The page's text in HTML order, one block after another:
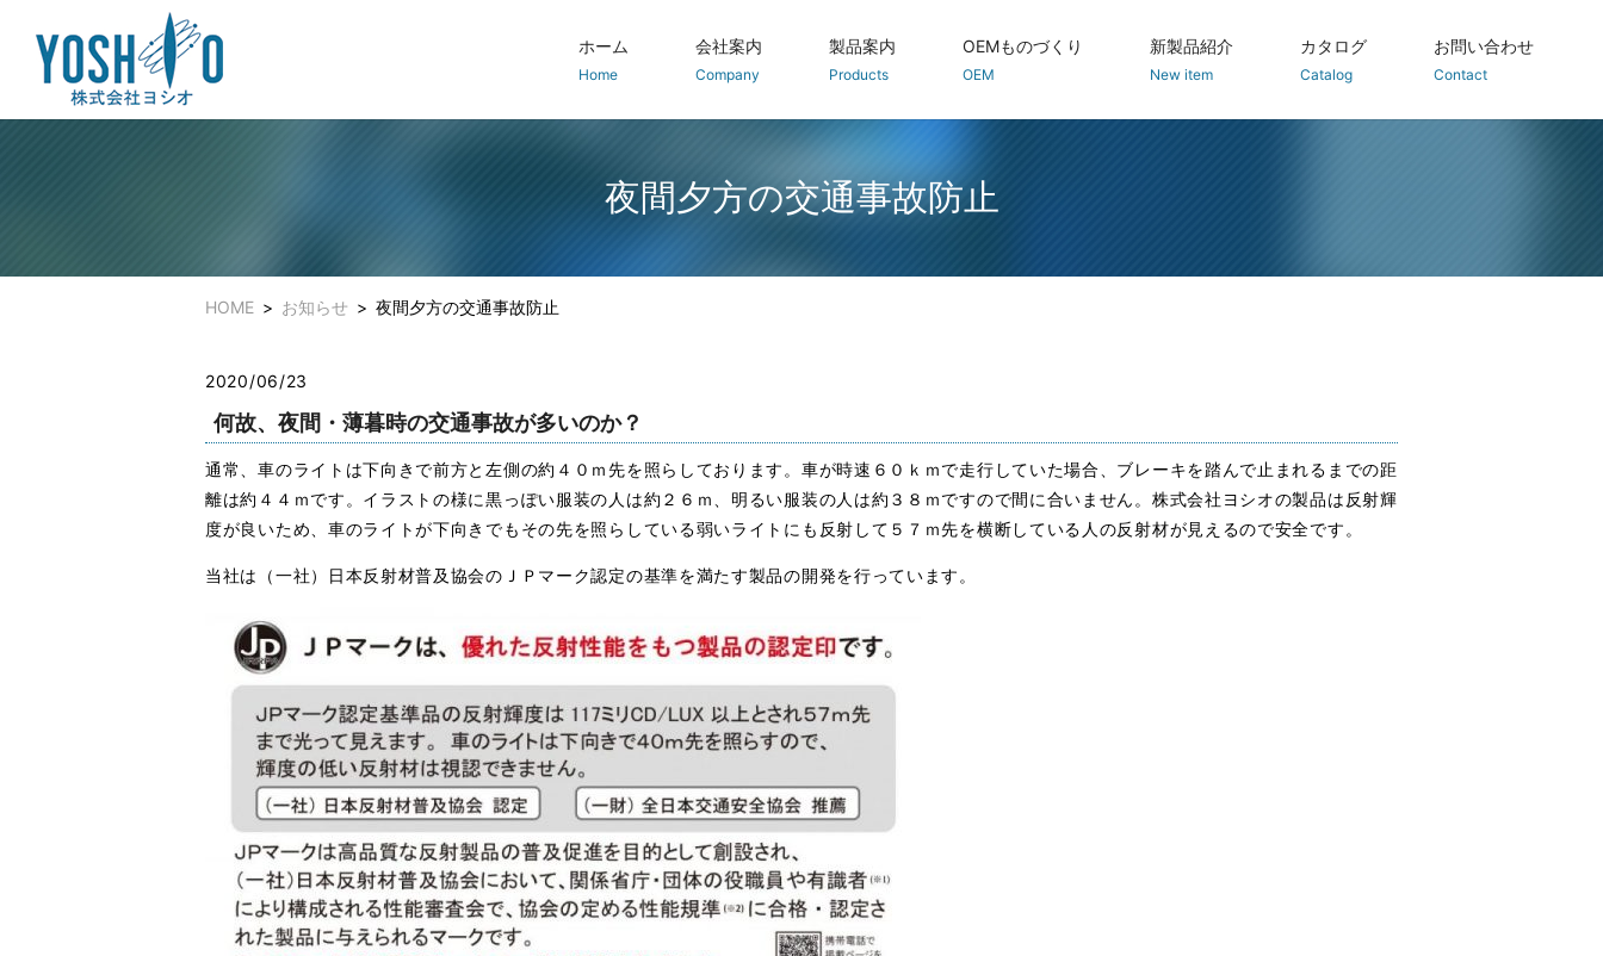
ホーム
Home
会社案内
Company
製品案内
Products
Agri Safety
OEMものづくり
OEM
新製品紹介
New item
カタログ
Catalog
お問い合わせ
Contact
夜間夕方の交通事故防止
HOME お知らせ 夜間夕方の交通事故防止
2020/06/23
何故、夜間・薄暮時の交通事故が多いのか？
通常、車のライトは下向きで前方と左側の約４０ｍ先を照らしております。車が時速６０ｋｍで走行していた場合、ブレーキを踏んで止まれるまでの距
離は約４４ｍです。イラストの様に黒っぽい服装の人は約２６ｍ、明るい服装の人は約３８ｍですので間に合いません。株式会社ヨシオの製品は反射輝
度が良いため、車のライトが下向きでもその先を照らしている弱いライトにも反射して５７ｍ先を横断している人の反射材が見えるので安全です。
当社は（一社）日本反射材普及協会のＪＰマーク認定の基準を満たす製品の開発を行っています。